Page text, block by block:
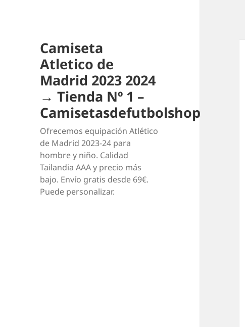
Camiseta
Atletico de
Madrid 2023 2024
→ Tienda Nº 1 –
Camisetasdefutbolshop
Ofrecemos equipación Atlético
de Madrid 2023-24 para
hombre y niño. Calidad
Tailandia AAA y precio más
bajo. Envío gratis desde 69€.
Puede personalizar.